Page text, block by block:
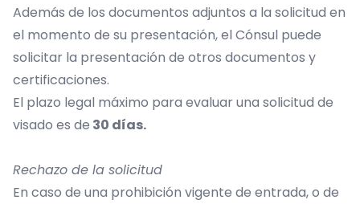
Además de los documentos adjuntos a la solicitud en
el momento de su presentación, el Cónsul puede
solicitar la presentación de otros documentos y
certificaciones.
El plazo legal máximo para evaluar una solicitud de
visado es de 30 días.
Rechazo de la solicitud
En caso de una prohibición vigente de entrada, o de